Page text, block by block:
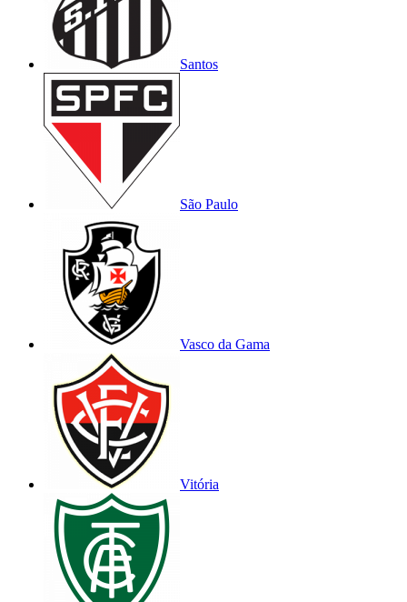
Santos
São Paulo
Vasco da Gama
Vitória